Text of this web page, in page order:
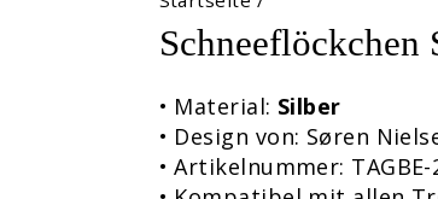
Schneeflöckchen
• Material: Silber
• Design von: Søren
• Artikelnummer: TAGBE-